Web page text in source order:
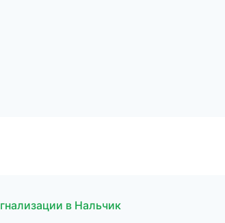
в Нальчик